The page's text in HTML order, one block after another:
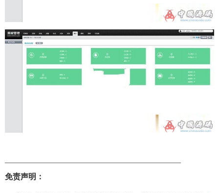
——————————————————————–
免责声明：